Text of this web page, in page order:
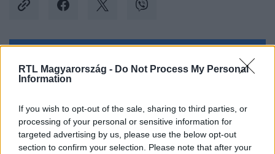
RTL Magyarország - Do Not Process My Personal
Information
If you wish to opt-out of the sale, sharing to third parties, or
processing of your personal or sensitive information for
targeted advertising by us, please use the below opt-out
section to confirm your selection. Please note that after your
Facebookon is!
Követem